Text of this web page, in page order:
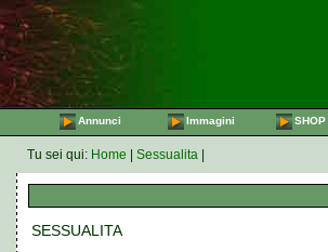
Annunci Immagini SHOP
Tu sei qui: Home Sessualita
SESSUALITA